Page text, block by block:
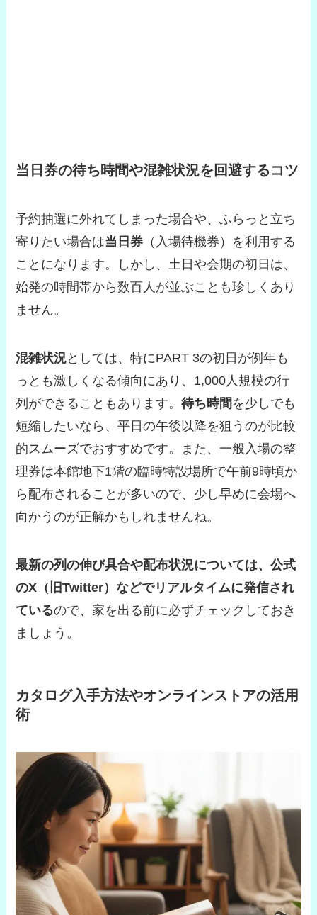
当日券の待ち時間や混雑状況を回避するコツ
予約抽選に外れてしまった場合や、ふらっと立ち
寄りたい場合は当日券 （入場待機券）を利用する
ことになります。しかし、土日や会期の初日は、
始発の時間帯から数百人が並ぶことも珍しくあり
ません。
混雑状況としては、特にPART 3の初日が例年も
っとも激しくなる傾向にあり、1,000人規模の行
列ができることもあります。待ち時間 を少しでも
短縮したいなら、平日の午後以降を狙うのが比較
的スムーズでおすすめです。また、一般入場の整
理券は本館地下1階の臨時特設場所で午前9時頃か
ら配布されることが多いので、少し早めに会場へ
向かうのが正解かもしれませんね。
最新の列の伸び具合や配布状況については、公式
のX（旧Twitter）などでリアルタイムに発信され
ているので、家を出る前に必ずチェックしておき
ましょう。
カタログ入手方法やオンラインストアの活用
術